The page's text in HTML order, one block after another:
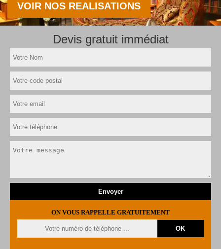
VOIR NOS REALISATIONS
Devis gratuit immédiat
ON VOUS RAPPELLE GRATUITEMENT